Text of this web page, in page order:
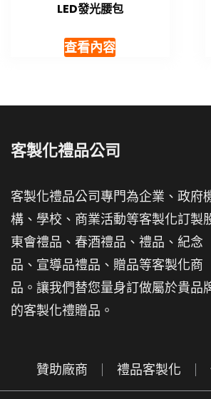
LED發光腰包
查看內容
客製化禮品公司
客製化禮品公司專門為企業、政府
構、學校、商業活動等客製化訂製
東會禮品、春酒禮品、禮品、紀念
品、宣導品禮品、贈品等客製化商
品。讓我們替您量身訂做屬於貴品
的客製化禮贈品。
贊助廠商 禮品客製化